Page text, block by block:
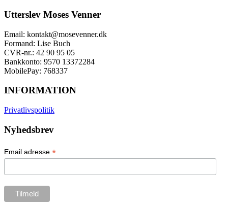
Utterslev Moses Venner
Email: kontakt@mosevenner.dk
Formand: Lise Buch
CVR-nr.: 42 90 95 05
Bankkonto: 9570 13372284
MobilePay: 768337
INFORMATION
Privatlivspolitik
Nyhedsbrev
Email adresse *